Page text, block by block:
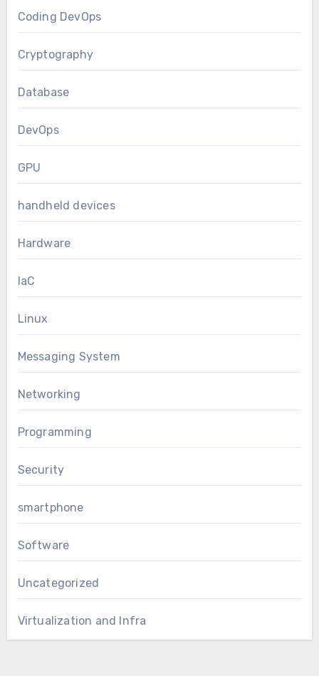
Coding DevOps
Cryptography
Database
DevOps
GPU
handheld devices
Hardware
IaC
Linux
Messaging System
Networking
Programming
Security
smartphone
Software
Uncategorized
Virtualization and Infra